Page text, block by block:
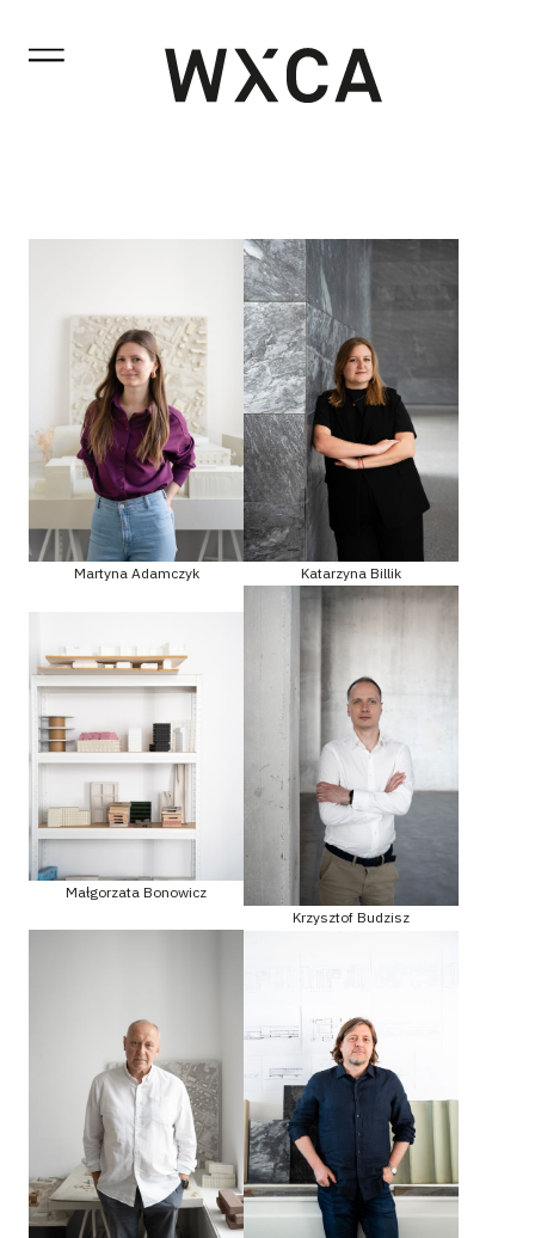
Martyna Adamczyk Katarzyna Billik
Małgorzata Bonowicz
Krzysztof Budzisz